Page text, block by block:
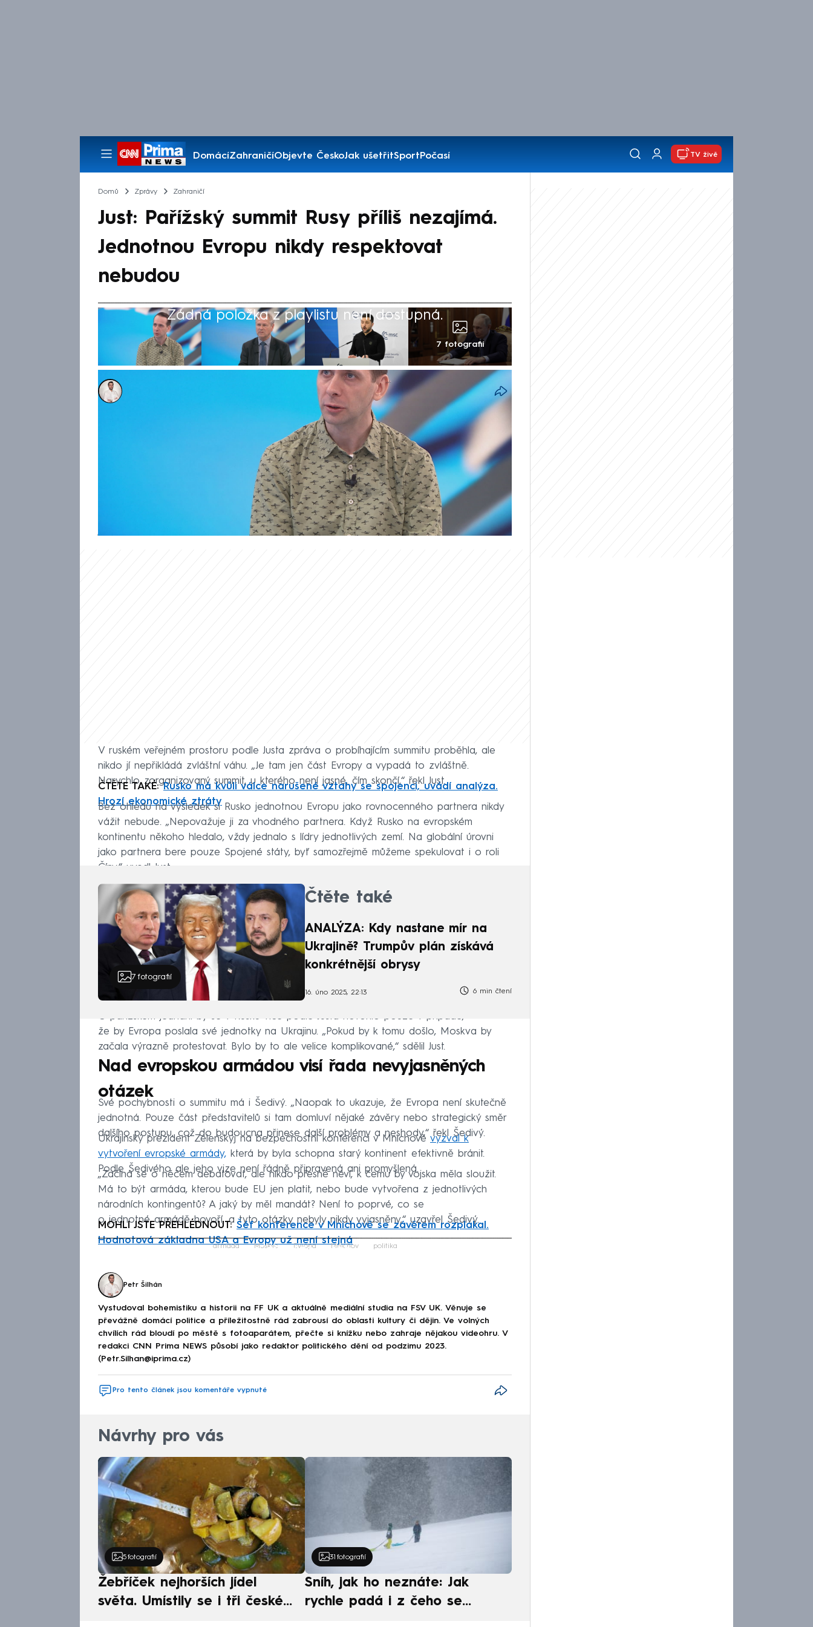
DomácíZahraničíObjevte ČeskoJak ušetřitSportPočasí
Pořady
TV živě
Domů Zprávy Zahraničí
Just: Pařížský summit Rusy příliš nezajímá.
Jednotnou Evropu nikdy respektovat
nebudou
Žádná položka z playlistu není dostupná.
7 fotografií
Petr Šilhán
17. úno 2025, 19:19
Pondělní pařížské jednání evropských států Rusy příliš nezajímá. Působí
zvláštně a není jasné, čím skončí. Jednotné Evropy si jako partnera
neváží. V pořadu Zprávy PLUS to řekl dlouhodobý spolupracovník CNN
Prima NEWS v Moskvě Jiří Just. Podle bývalého náčelníka Generálního
štábu Armády České republiky Jiřího Šedivého není summit dobře
připraven a paradoxně ukazuje na skutečnost, že Evropa není
V ruském veřejném prostoru podle Justa zpráva o probíhajícím summitu proběhla, ale
nikdo jí nepřikládá zvláštní váhu. „Je tam jen část Evropy a vypadá to zvláštně.
Narychlo zorganizovaný summit, u kterého není jasné, čím skončí,“ řekl Just.
ČTĚTE TAKÉ:Rusko má kvůli válce narušené vztahy se spojenci, uvádí analýza.
Hrozí ekonomické ztráty
Bez ohledu na výsledek si Rusko jednotnou Evropu jako rovnocenného partnera nikdy
vážit nebude. „Nepovažuje ji za vhodného partnera. Když Rusko na evropském
kontinentu někoho hledalo, vždy jednalo s lídry jednotlivých zemí. Na globální úrovni
jako partnera bere pouze Spojené státy, byť samozřejmě můžeme spekulovat i o roli
Číny,“ uvedl Just.
7 fotografií
Čtěte také
ANALÝZA: Kdy nastane mír na
Ukrajině? Trumpův plán získává
konkrétnější obrysy
16. úno 2025, 22:13 6 min čtení
O pařížském jednání by se v Rusku více podle Justa hovořilo pouze v případě,
že by Evropa poslala své jednotky na Ukrajinu. „Pokud by k tomu došlo, Moskva by
začala výrazně protestovat. Bylo by to ale velice komplikované,“ sdělil Just.
Nad evropskou armádou visí řada nevyjasněných
otázek
Své pochybnosti o summitu má i Šedivý. „Naopak to ukazuje, že Evropa není skutečně
jednotná. Pouze část představitelů si tam domluví nějaké závěry nebo strategický směr
dalšího postupu, což do budoucna přinese další problémy a neshody,“ řekl Šedivý.
Ukrajinský prezident Zelenskyj na bezpečnostní konferenci v Mnichově vyzval k
vytvoření evropské armády, která by byla schopna starý kontinent efektivně bránit.
Podle Šedivého ale jeho vize není řádně připravená ani promyšlená.
„Začíná se o něčem debatovat, ale nikdo přesně neví, k čemu by vojska měla sloužit.
Má to být armáda, kterou bude EU jen platit, nebo bude vytvořena z jednotlivých
národních kontingentů? A jaký by měl mandát? Není to poprvé, co se
o jednotné armádě hovoří, a tyto otázky nebyly nikdy vyjasněny,“ uzavřel Šedivý.
MOHLI JSTE PŘEHLÉDNOUT: Šéf konference v Mnichově se závěrem rozplakal.
Hodnotová základna USA a Evropy už není stejná
Failed to fetch
armáda Moskva Evropa Mnichov politika
Petr Šilhán
Vystudoval bohemistiku a historii na FF UK a aktuálně mediální studia na FSV UK. Věnuje se
převážně domácí politice a příležitostně rád zabrousí do oblasti kultury či dějin. Ve volných
chvílích rád bloudí po městě s fotoaparátem, přečte si knížku nebo zahraje nějakou videohru. V
redakci CNN Prima NEWS působí jako redaktor politického dění od podzimu 2023.
(Petr.Silhan@iprima.cz)
Pro tento článek jsou komentáře vypnuté
Návrhy pro vás
5 fotografií
Žebříček nejhorších jídel
světa. Umístily se i tři české
31 fotografií
Sníh, jak ho neznáte: Jak
rychle padá i z čeho se